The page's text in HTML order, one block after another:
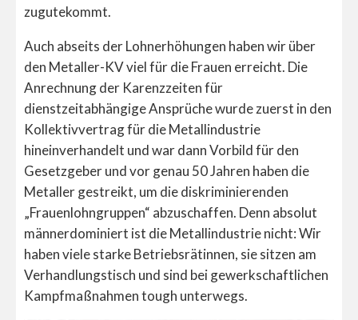
zugutekommt.
Auch abseits der Lohnerhöhungen haben wir über
den Metaller-KV viel für die Frauen erreicht. Die
Anrechnung der Karenzzeiten für
dienstzeitabhängige Ansprüche wurde zuerst in den
Kollektivvertrag für die Metallindustrie
hineinverhandelt und war dann Vorbild für den
Gesetzgeber und vor genau 50 Jahren haben die
Metaller gestreikt, um die diskriminierenden
„Frauenlohngruppen“ abzuschaffen. Denn absolut
männerdominiert ist die Metallindustrie nicht: Wir
haben viele starke Betriebsrätinnen, sie sitzen am
Verhandlungstisch und sind bei gewerkschaftlichen
Kampfmaßnahmen tough unterwegs.